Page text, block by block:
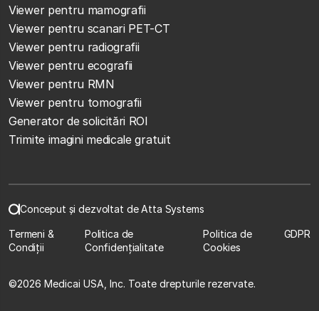
Viewer pentru mamografii
Viewer pentru scanari PET-CT
Viewer pentru radiografii
Viewer pentru ecografii
Viewer pentru RMN
Viewer pentru tomografii
Generator de solicitări ROI
Trimite imagini medicale gratuit
Conceput și dezvoltat de Atta Systems
Termeni &
Condiții
Politica de
Confidențialitate
Politica de
Cookies
GDPR
©2026 Medicai USA, Inc. Toate drepturile rezervate.